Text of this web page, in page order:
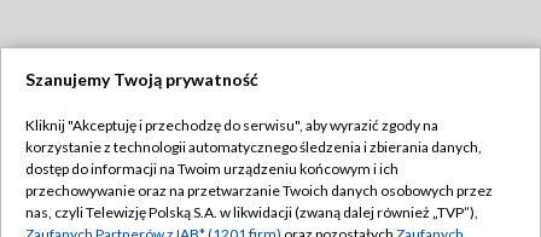
TVP
Abonament TVP
Emisja w TVP
Regulamin TVP
Szanujemy Twoją prywatność
Kliknij "Akceptuję i przechodzę do serwisu", aby wyrazić zgody na
korzystanie z technologii automatycznego śledzenia i zbierania danych,
dostęp do informacji na Twoim urządzeniu końcowym i ich
przechowywanie oraz na przetwarzanie Twoich danych osobowych przez
nas, czyli Telewizję Polską S.A. w likwidacji (zwaną dalej również „TVP”),